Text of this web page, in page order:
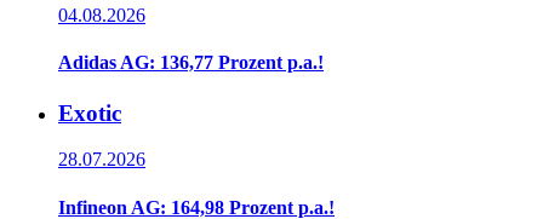
04.08.2026
Adidas AG: 136,77 Prozent p.a.!
Exotic
28.07.2026
Infineon AG: 164,98 Prozent p.a.!